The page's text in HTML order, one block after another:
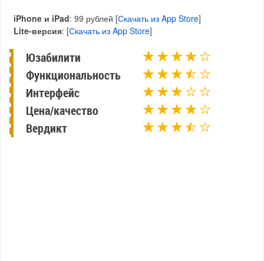
iPhone и iPad: 99 рублей [Скачать из App Store]
Lite-версия: [Скачать из App Store]
Юзабилити
Функциональность
Интерфейс
Цена/качество
Вердикт